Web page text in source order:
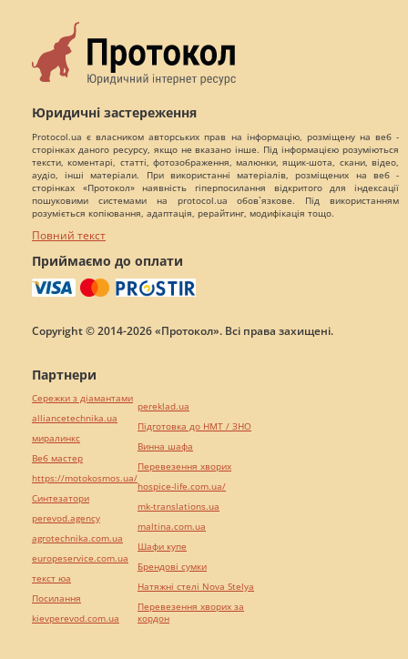
Юридичні застереження
Protocol.ua є власником авторських прав на інформацію, розміщену на веб -
сторінках даного ресурсу, якщо не вказано інше. Під інформацією розуміються
тексти, коментарі, статті, фотозображення, малюнки, ящик-шота, скани, відео,
аудіо, інші матеріали. При використанні матеріалів, розміщених на веб -
сторінках «Протокол» наявність гіперпосилання відкритого для індексації
пошуковими системами на protocol.ua обов`язкове. Під використанням
розуміється копіювання, адаптація, рерайтинг, модифікація тощо.
Повний текст
Приймаємо до оплати
Copyright © 2014-2026 «Протокол». Всі права захищені.
Партнери
Сережки з діамантами
alliancetechnika.ua
миралинкс
Веб мастер
https://motokosmos.ua/
Синтезатори
perevod.agency
agrotechnika.com.ua
europeservice.com.ua
текст юа
Посилання
kievperevod.com.ua
pereklad.ua
Підготовка до НМТ / ЗНО
Винна шафа
Перевезення хворих
hospice-life.com.ua/
mk-translations.ua
maltina.com.ua
Шафи купе
Брендові сумки
Натяжні стелі Nova Stelya
Перевезення хворих за
кордон